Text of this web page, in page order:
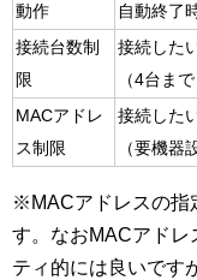
動作
自動終了
接続台数制
限
接続した
（4台まで
MACアドレ
ス制限
接続した
（要機器
※MACアドレスの指
す。なおMACアドレ
ティ的には良いです